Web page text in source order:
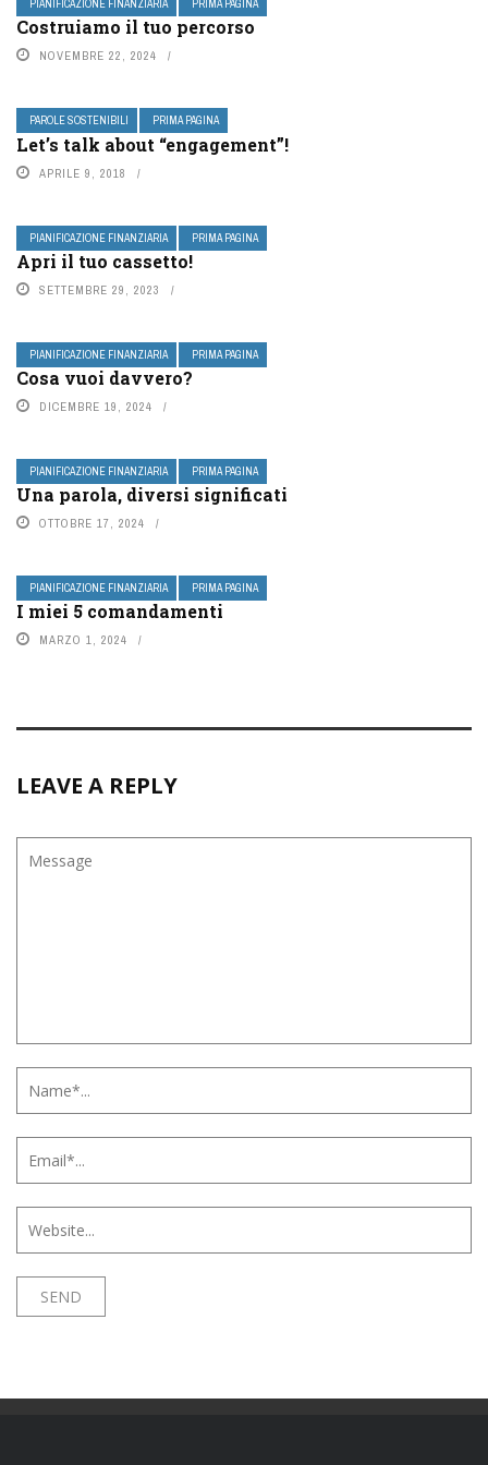
PIANIFICAZIONE FINANZIARIA PRIMA PAGINA
Costruiamo il tuo percorso
NOVEMBRE 22, 2024
PAROLE SOSTENIBILI PRIMA PAGINA
Let’s talk about “engagement”!
APRILE 9, 2018
PIANIFICAZIONE FINANZIARIA PRIMA PAGINA
Apri il tuo cassetto!
SETTEMBRE 29, 2023
PIANIFICAZIONE FINANZIARIA PRIMA PAGINA
Cosa vuoi davvero?
DICEMBRE 19, 2024
PIANIFICAZIONE FINANZIARIA PRIMA PAGINA
Una parola, diversi significati
OTTOBRE 17, 2024
PIANIFICAZIONE FINANZIARIA PRIMA PAGINA
I miei 5 comandamenti
MARZO 1, 2024
LEAVE A REPLY